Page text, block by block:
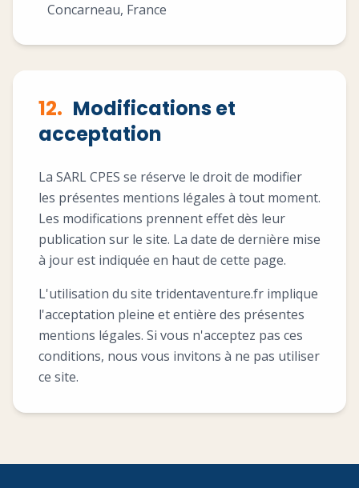
Concarneau, France
12. Modifications et
acceptation
La SARL CPES se réserve le droit de modifier
les présentes mentions légales à tout moment.
Les modifications prennent effet dès leur
publication sur le site. La date de dernière mise
à jour est indiquée en haut de cette page.
L'utilisation du site tridentaventure.fr implique
l'acceptation pleine et entière des présentes
mentions légales. Si vous n'acceptez pas ces
conditions, nous vous invitons à ne pas utiliser
ce site.